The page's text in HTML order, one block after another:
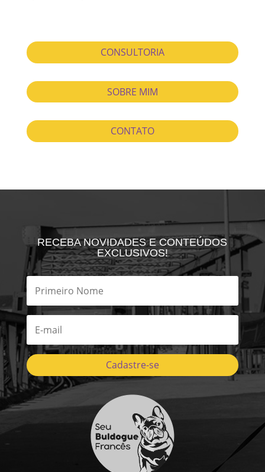
CONSULTORIA
SOBRE MIM
CONTATO
RECEBA NOVIDADES E CONTEÚDOS
EXCLUSIVOS!
Cadastre-se